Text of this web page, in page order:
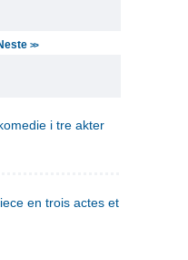
>>
i tre akter
en trois actes et en vers